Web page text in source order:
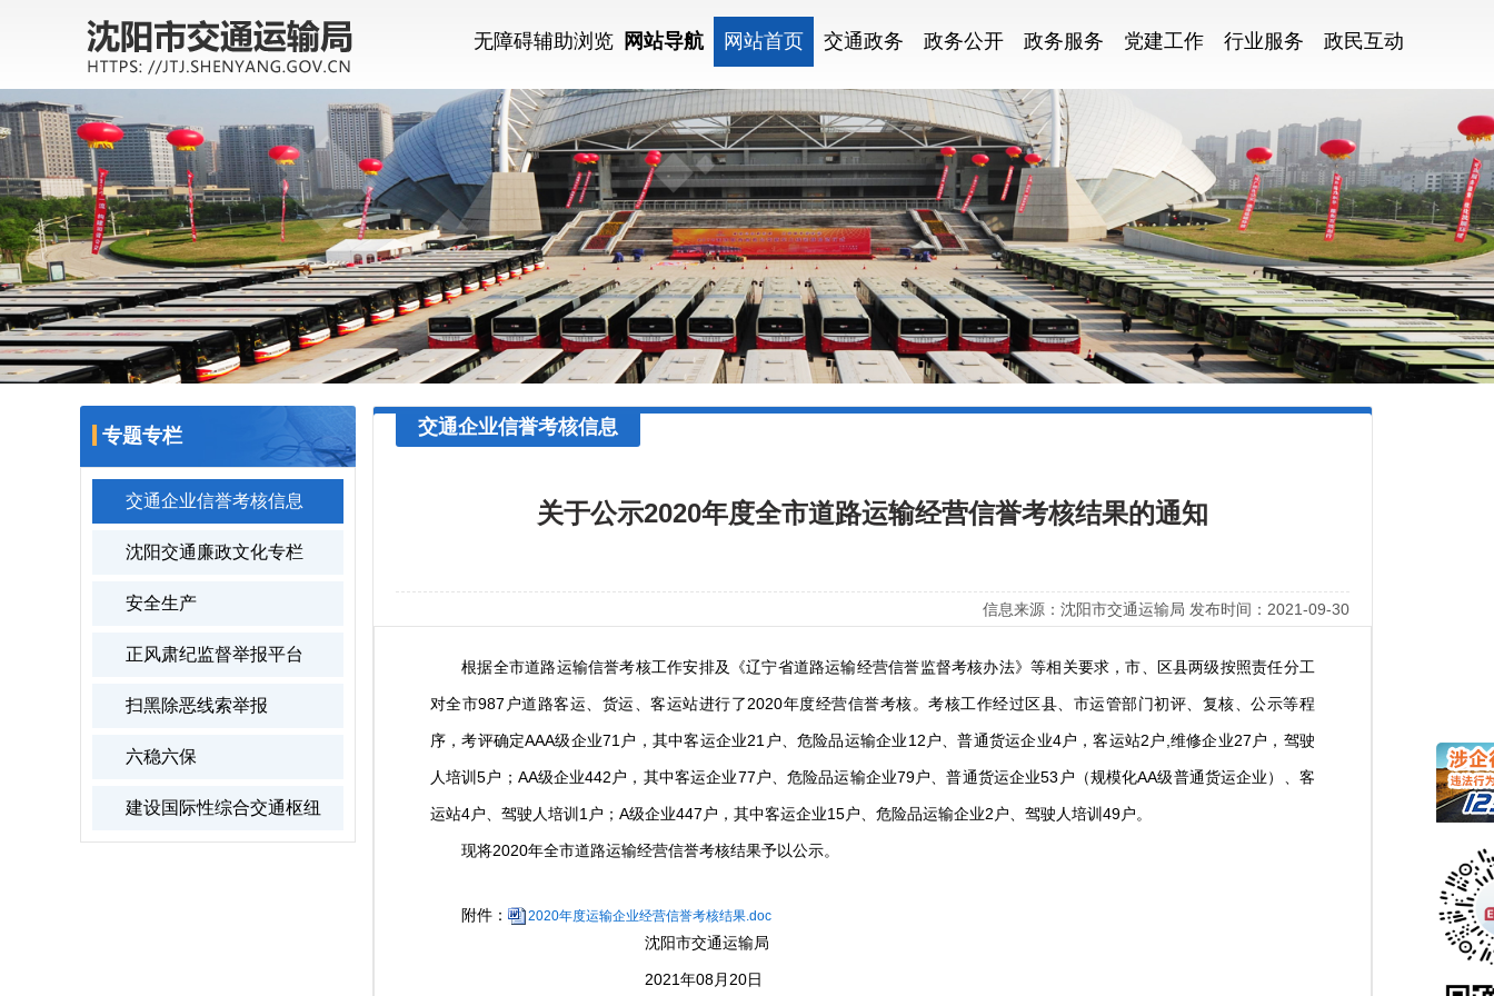
无障碍辅助浏览 网站导航 网站首页 交通政务 政务公开 政务服务 党建工作 行业服务 政民互动
专题专栏
交通企业信誉考核信息
沈阳交通廉政文化专栏
安全生产
正风肃纪监督举报平台
扫黑除恶线索举报
六稳六保
建设国际性综合交通枢纽
交通企业信誉考核信息
关于公示2020年度全市道路运输经营信誉考核结果的通知
信息来源：沈阳市交通运输局 发布时间：2021-09-30
根据全市道路运输信誉考核工作安排及《辽宁省道路运输经营信誉监督考核办法》等相关要求，市、区县两级按照责任分工
对全市987户道路客运、货运、客运站进行了2020年度经营信誉考核。考核工作经过区县、市运管部门初评、复核、公示等程
序，考评确定AAA级企业71户，其中客运企业21户、危险品运输企业12户、普通货运企业4户，客运站2户,维修企业27户，驾驶
人培训5户；AA级企业442户，其中客运企业77户、危险品运输企业79户、普通货运企业53户（规模化AA级普通货运企业）、客
运站4户、驾驶人培训1户；A级企业447户，其中客运企业15户、危险品运输企业2户、驾驶人培训49户。
现将2020年全市道路运输经营信誉考核结果予以公示。
附件： 2020年度运输企业经营信誉考核结果.doc
沈阳市交通运输局
2021年08月20日